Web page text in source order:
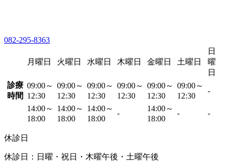
082-295-8363
月曜日 火曜日 水曜日 木曜日 金曜日 土曜日
日
曜
日
診療
時間
09:00～
12:30
09:00～
12:30
09:00～
12:30
09:00～
12:30
09:00～
12:30
09:00～
12:30
-
14:00～
18:00
14:00～
18:00
14:00～
18:00
-
14:00～
18:00
- -
休診日
休診日：日曜・祝日・木曜午後・土曜午後